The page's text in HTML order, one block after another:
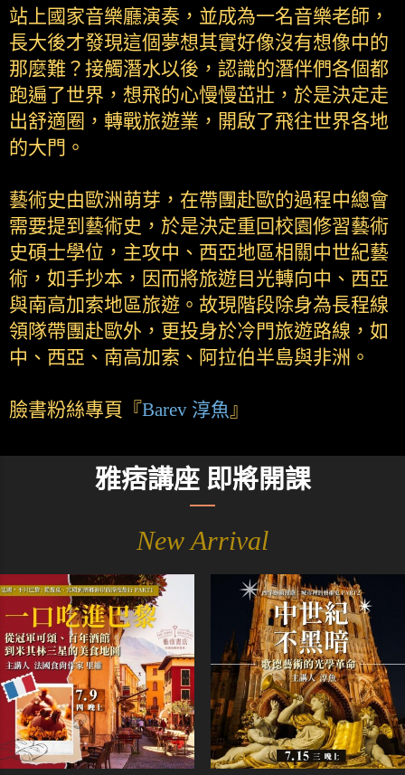
站上國家音樂廳演奏，並成為一名音樂老師，
長大後才發現這個夢想其實好像沒有想像中的
那麼難？接觸潛水以後，認識的潛伴們各個都
跑遍了世界，想飛的心慢慢茁壯，於是決定走
出舒適圈，轉戰旅遊業，開啟了飛往世界各地
的大門。
藝術史由歐洲萌芽，在帶團赴歐的過程中總會
需要提到藝術史，於是決定重回校園修習藝術
史碩士學位，主攻中、西亞地區相關中世紀藝
術，如手抄本，因而將旅遊目光轉向中、西亞
與南高加索地區旅遊。故現階段除身為長程線
領隊帶團赴歐外，更投身於冷門旅遊路線，如
中、西亞、南高加索、阿拉伯半島與非洲。
臉書粉絲專頁『Barev 淳魚』
雅痞講座 即將開課
New Arrival